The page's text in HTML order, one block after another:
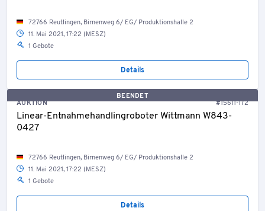
72766 Reutlingen, Birnenweg 6/ EG/ Produktionshalle 2
11. Mai 2021, 17:22 (MESZ)
1 Gebote
Details
BEENDET
AUKTION
#15611-172
Linear-Entnahmehandlingroboter Wittmann W843-
0427
72766 Reutlingen, Birnenweg 6/ EG/ Produktionshalle 2
11. Mai 2021, 17:22 (MESZ)
1 Gebote
Details